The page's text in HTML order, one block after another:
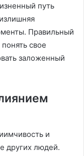
путь
Правильный
свое
заложенный
и
других людей.